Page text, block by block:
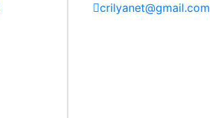
crilyanet@gmail.com